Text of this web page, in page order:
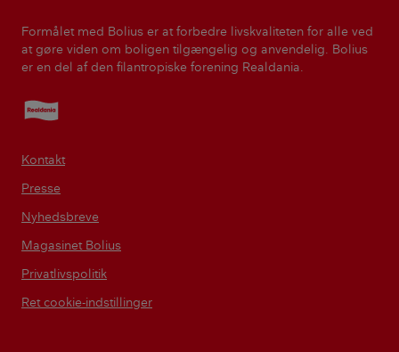
Formålet med Bolius er at forbedre livskvaliteten for alle ved
at gøre viden om boligen tilgængelig og anvendelig. Bolius
er en del af den filantropiske forening Realdania.
Realdania
Kontakt
Presse
Nyhedsbreve
Magasinet Bolius
Privatlivspolitik
Ret cookie-indstillinger